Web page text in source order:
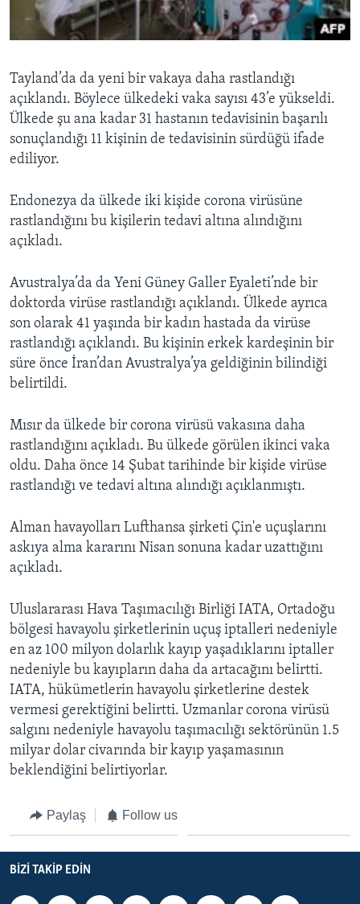
Tayland’da da yeni bir vakaya daha rastlandığı
açıklandı. Böylece ülkedeki vaka sayısı 43’e yükseldi.
Ülkede şu ana kadar 31 hastanın tedavisinin başarılı
sonuçlandığı 11 kişinin de tedavisinin sürdüğü ifade
ediliyor.
Endonezya da ülkede iki kişide corona virüsüne
rastlandığını bu kişilerin tedavi altına alındığını
açıkladı.
Avustralya’da da Yeni Güney Galler Eyaleti’nde bir
doktorda virüse rastlandığı açıklandı. Ülkede ayrıca
son olarak 41 yaşında bir kadın hastada da virüse
rastlandığı açıklandı. Bu kişinin erkek kardeşinin bir
süre önce İran’dan Avustralya’ya geldiğinin bilindiği
belirtildi.
Mısır da ülkede bir corona virüsü vakasına daha
rastlandığını açıkladı. Bu ülkede görülen ikinci vaka
oldu. Daha önce 14 Şubat tarihinde bir kişide virüse
rastlandığı ve tedavi altına alındığı açıklanmıştı.
Alman havayolları Lufthansa şirketi Çin'e uçuşlarını
askıya alma kararını Nisan sonuna kadar uzattığını
açıkladı.
Uluslararası Hava Taşımacılığı Birliği IATA, Ortadoğu
bölgesi havayolu şirketlerinin uçuş iptalleri nedeniyle
en az 100 milyon dolarlık kayıp yaşadıklarını iptaller
nedeniyle bu kayıpların daha da artacağını belirtti.
IATA, hükümetlerin havayolu şirketlerine destek
vermesi gerektiğini belirtti. Uzmanlar corona virüsü
salgını nedeniyle havayolu taşımacılığı sektörünün 1.5
milyar dolar civarında bir kayıp yaşamasının
beklendiğini belirtiyorlar.
Paylaş Follow us
BIZI TAKIP EDIN